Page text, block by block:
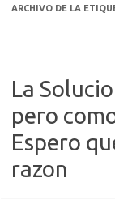
ARCHIVO DE LA
La
pero
Espero
razon